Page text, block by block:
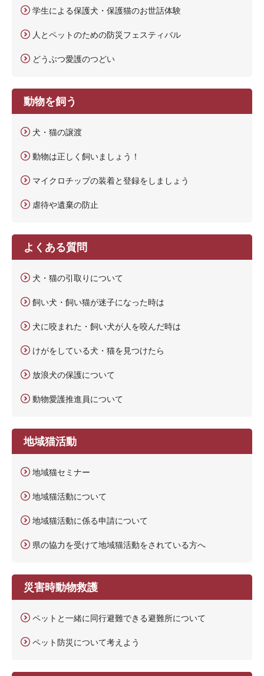
学生による保護犬・保護猫のお世話体験
人とペットのための防災フェスティバル
どうぶつ愛護のつどい
動物を飼う
犬・猫の譲渡
動物は正しく飼いましょう！
マイクロチップの装着と登録をしましょう
虐待や遺棄の防止
よくある質問
犬・猫の引取りについて
飼い犬・飼い猫が迷子になった時は
犬に咬まれた・飼い犬が人を咬んだ時は
けがをしている犬・猫を見つけたら
放浪犬の保護について
動物愛護推進員について
地域猫活動
地域猫セミナー
地域猫活動について
地域猫活動に係る申請について
県の協力を受けて地域猫活動をされている方へ
災害時動物救護
ペットと一緒に同行避難できる避難所について
ペット防災について考えよう